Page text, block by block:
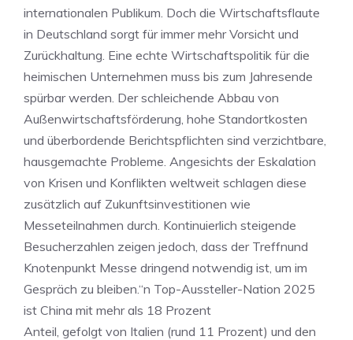
internationalen Publikum. Doch die Wirtschaftsflaute
in Deutschland sorgt für immer mehr Vorsicht und
Zurückhaltung. Eine echte Wirtschaftspolitik für die
heimischen Unternehmen muss bis zum Jahresende
spürbar werden. Der schleichende Abbau von
Außenwirtschaftsförderung, hohe Standortkosten
und überbordende Berichtspflichten sind verzichtbare,
hausgemachte Probleme. Angesichts der Eskalation
von Krisen und Konflikten weltweit schlagen diese
zusätzlich auf Zukunftsinvestitionen wie
Messeteilnahmen durch. Kontinuierlich steigende
Besucherzahlen zeigen jedoch, dass der Treffnund
Knotenpunkt Messe dringend notwendig ist, um im
Gespräch zu bleiben.“n Top-Aussteller-Nation 2025
ist China mit mehr als 18 Prozent
Anteil, gefolgt von Italien (rund 11 Prozent) und den